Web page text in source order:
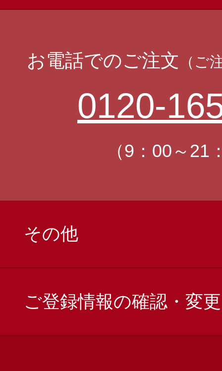
お電話でのご注文 （ご
0120-
（9：00～21
その他
ご登録情報の確認・変更